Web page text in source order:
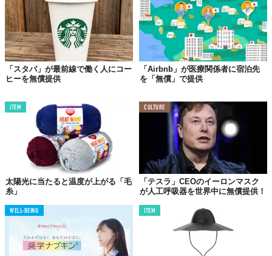
「スタバ」が最前線で働く人にコー
ヒーを無償提供
「Airbnb」が医療関係者に宿泊先
を「無償」で提供
ITEM
太陽光に当たると温度が上がる「毛
糸」
CULTURE
「テスラ」CEOのイーロンマスク
が人工呼吸器を世界中に無償提供！
WELL-BEING ITEM